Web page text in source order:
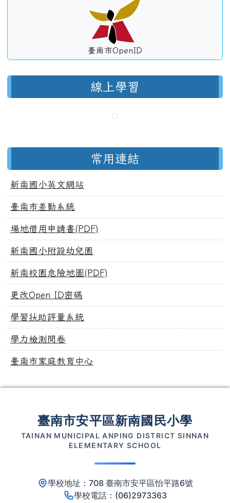
臺南市OpenID
線上學習
常用連結
新南國小英文網站
臺南市差勤系統
場地借用申請書(PDF)
新南國小附設幼兒園
新南校園危險地圖(PDF)
更改Open ID密碼
學習扶助評量系統
學力檢測問卷
臺南市家庭教育中心
臺南市安平區新南國民小學
TAINAN MUNICIPAL ANPING DISTRICT SINNAN
ELEMENTARY SCHOOL
學校地址：708 臺南市安平區怡平路6號
學校電話：(06)2973363